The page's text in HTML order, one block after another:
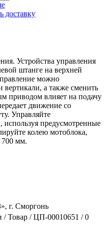
доставку
Устройства управления
штанге на верхней
можно
вертикали, а также сменить
приводом влияет на подачу
движение со
Управляйте
предусмотренные
колею мотоблока,
700 мм.
г. Сморгонь
/ Товар / ЦП-00010651 / 0